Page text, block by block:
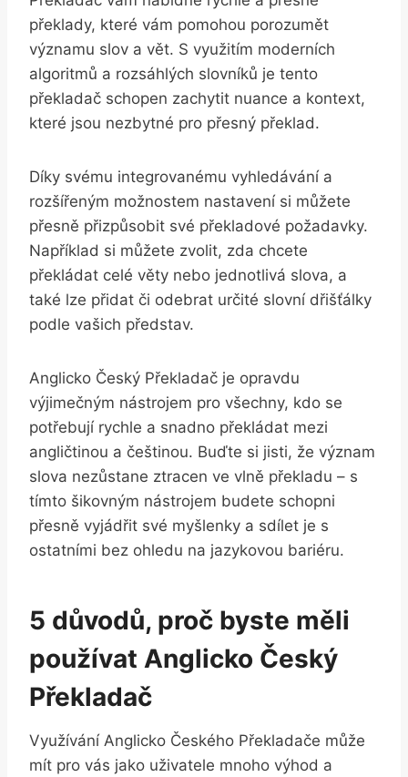
překlady, které vám pomohou porozumět
‌významu slov a vět. S využitím moderních
algoritmů a rozsáhlých​ slovníků ⁤je tento
překladač schopen zachytit nuance a kontext,
které jsou ‍nezbytné pro přesný překlad.
Díky svému integrovanému vyhledávání ‌a
rozšířeným možnostem nastavení si můžete
přesně přizpůsobit své překladové požadavky.
Například si můžete zvolit,⁣ zda chcete
překládat celé ⁢věty⁣ nebo jednotlivá slova, a
také lze přidat či odebrat určité slovní dřišťálky
podle vašich představ.
Anglicko Český ⁢Překladač je ‍opravdu
výjimečným nástrojem pro všechny, kdo se
potřebují rychle a snadno překládat mezi
angličtinou a‍ češtinou. Buďte si jisti,⁤ že význam
slova nezůstane ztracen ve vlně překladu – s
tímto ⁣šikovným nástrojem budete‌ schopni⁤
přesně‌ vyjádřit své myšlenky a sdílet je​ s
ostatními bez ​ohledu na jazykovou bariéru.
5 důvodů, proč byste měli
používat Anglicko‌ Český
Překladač
Využívání Anglicko Českého ⁤Překladače může
mít pro​ vás jako uživatele mnoho výhod ‍a